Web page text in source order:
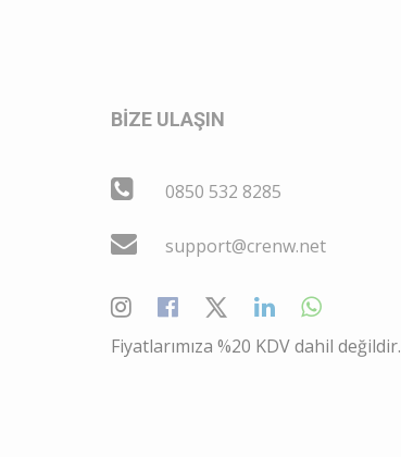
BİZE ULAŞIN
0850 532 8285
support@crenw.net
Fiyatlarımıza %20 KDV dahil değildir.